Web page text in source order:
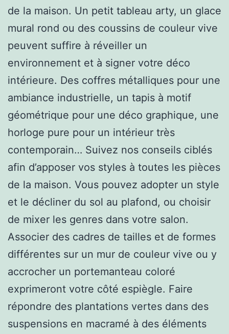
de la maison. Un petit tableau arty, un glace
mural rond ou des coussins de couleur vive
peuvent suffire à réveiller un
environnement et à signer votre déco
intérieure. Des coffres métalliques pour une
ambiance industrielle, un tapis à motif
géométrique pour une déco graphique, une
horloge pure pour un intérieur très
contemporain… Suivez nos conseils ciblés
afin d’apposer vos styles à toutes les pièces
de la maison. Vous pouvez adopter un style
et le décliner du sol au plafond, ou choisir
de mixer les genres dans votre salon.
Associer des cadres de tailles et de formes
différentes sur un mur de couleur vive ou y
accrocher un portemanteau coloré
exprimeront votre côté espiègle. Faire
répondre des plantations vertes dans des
suspensions en macramé à des éléments